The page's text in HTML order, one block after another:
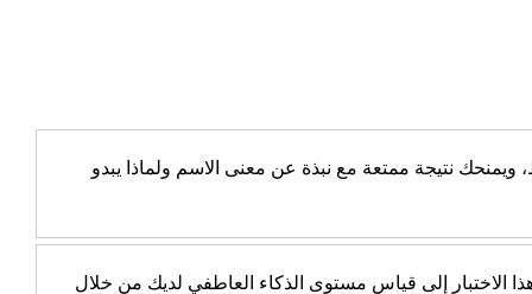
نتيجة ممتعة مع نبذة عن معنى الاسم ولماذا يبدو
إلى قياس مستوى الذكاء العاطفي لديك من خلال